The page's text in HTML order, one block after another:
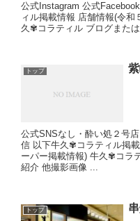
公式Instagram 公式
ィル掲載情報 店舗情報(令
久✾コラティル ブログまた
トップ
公式SNSなし・酔い処２号
信 以下牛久✾コラティル掲
ーパー掲載情報) 牛久✾コラ
紹介 他撮影画像 ...
トップ